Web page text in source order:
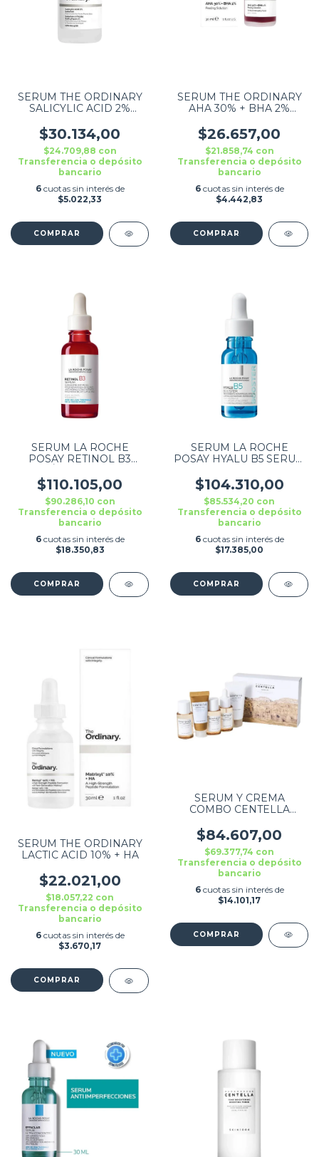
SERUM THE ORDINARY
SALICYLIC ACID 2%
$30.134,00
$24.709,88 con
Transferencia o depósito
bancario
6 cuotas sin interés de
$5.022,33
SERUM THE ORDINARY
AHA 30% + BHA 2%
ORDINARY 30ML
$26.657,00
$21.858,74 con
Transferencia o depósito
bancario
6 cuotas sin interés de
$4.442,83
SERUM LA ROCHE
POSAY RETINOL B3
$110.105,00
$90.286,10 con
Transferencia o depósito
bancario
6 cuotas sin interés de
$18.350,83
SERUM LA ROCHE
POSAY HYALU B5 SERUM
$104.310,00
$85.534,20 con
Transferencia o depósito
bancario
6 cuotas sin interés de
$17.385,00
SERUM THE ORDINARY
LACTIC ACID 10% + HA
$22.021,00
$18.057,22 con
Transferencia o depósito
bancario
6 cuotas sin interés de
$3.670,17
SERUM Y CREMA
COMBO CENTELLA
PRODUCTOS
$84.607,00
$69.377,74 con
Transferencia o depósito
bancario
6 cuotas sin interés de
$14.101,17